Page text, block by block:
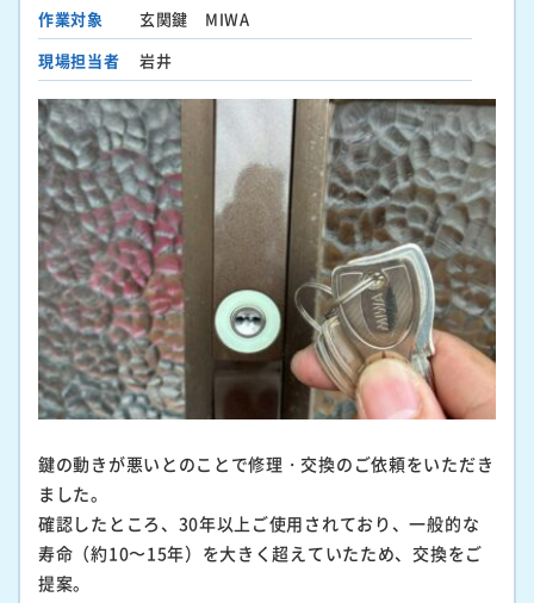
作業対象
玄関鍵 MIWA
現場担当者
岩井
鍵の動きが悪いとのことで修理・交換のご依頼をいただき
ました。
確認したところ、30年以上ご使用されており、一般的な
寿命（約10〜15年）を大きく超えていたため、交換をご
提案。